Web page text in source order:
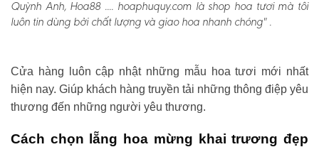
Quỳnh Anh, Hoa88 .... hoaphuquy.com là shop hoa tươi mà tôi
luôn tin dùng bởi chất lượng và giao hoa nhanh chóng" .
Cửa hàng luôn cập nhật những mẫu hoa tươi mới nhất
hiện nay. Giúp khách hàng truyền tải những thông điệp yêu
thương đến những người yêu thương.
Cách chọn lẵng hoa mừng khai trương đẹp